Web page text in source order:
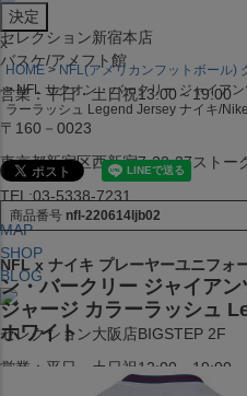
セレクション新宿本店
バスケ/アメフト館
営業：平日・土日祝13:00～19:00
〒160－0023
東京都新宿区西新宿7-22-37ストー
TEL:03-5338-7231
MAP
SHOP
BLOG
セレクション大阪店BIGSTEP 2F
営業：平日・土日祝12:00～19:00
x
HOME NFL(アメリカンフットボール)
NFL サクオン・バークリー ジャイア
ラーラッシュ Legend Jersey ナイキ/
商品番号 nfl-220614ljb02
NFL x ナイキ プレーヤーユニフォ
ン・バークリー ジャイア
ジャージ カラーラッシュ
ホワイト